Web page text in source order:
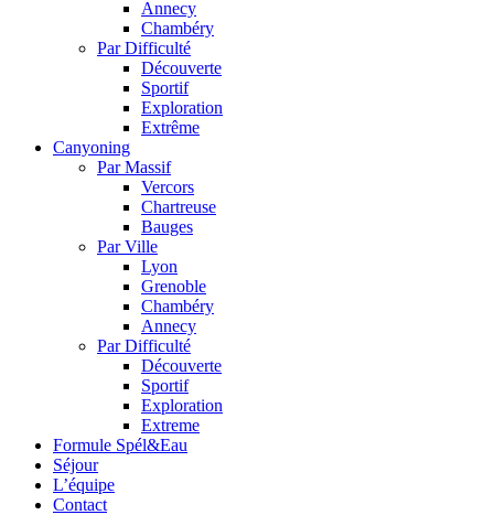
Annecy
Chambéry
Par Difficulté
Découverte
Sportif
Exploration
Extrême
Canyoning
Par Massif
Vercors
Chartreuse
Bauges
Par Ville
Lyon
Grenoble
Chambéry
Annecy
Par Difficulté
Découverte
Sportif
Exploration
Extreme
Formule Spél&Eau
Séjour
L’équipe
Contact